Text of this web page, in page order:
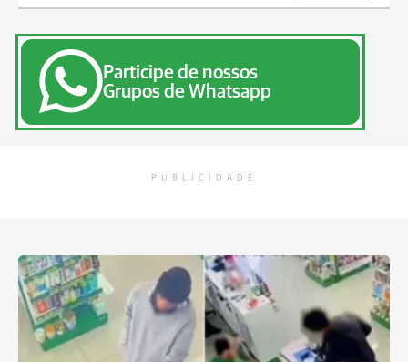
Participe de nossos
Grupos de Whatsapp
PUBLICIDADE